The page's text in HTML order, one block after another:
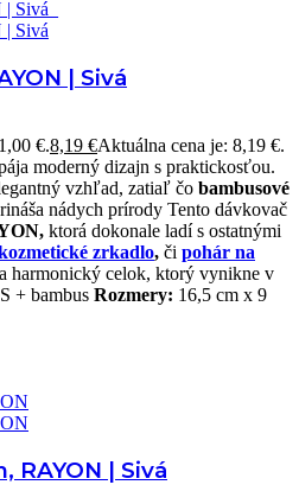
| Sivá
€.8,19 €Aktuálna cena je: 8,19 €.
moderný dizajn s praktickosťou.
vzhľad, zatiaľ čo bambusové
nádych prírody Tento dávkovač
ktorá dokonale ladí s ostatnými
zrkadlo, či pohár na
harmonický celok, ktorý vynikne v
+ bambus Rozmery: 16,5 cm x 9
RAYON | Sivá